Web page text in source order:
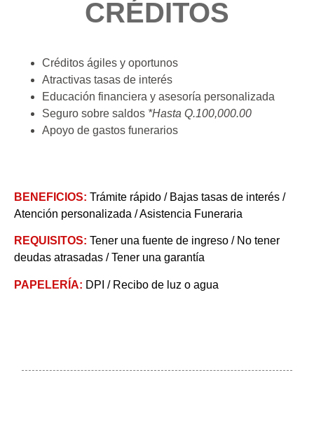
CRÉDITOS
Créditos ágiles y oportunos
Atractivas tasas de interés
Educación financiera y asesoría personalizada
Seguro sobre saldos *Hasta Q.100,000.00
Apoyo de gastos funerarios
BENEFICIOS: Trámite rápido / Bajas tasas de interés /
Atención personalizada / Asistencia Funeraria
REQUISITOS: Tener una fuente de ingreso / No tener
deudas atrasadas / Tener una garantía
PAPELERÍA: DPI / Recibo de luz o agua